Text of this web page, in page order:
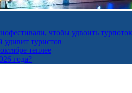
чтобы удвоить турпоток
удивит туристов
теплее
года?